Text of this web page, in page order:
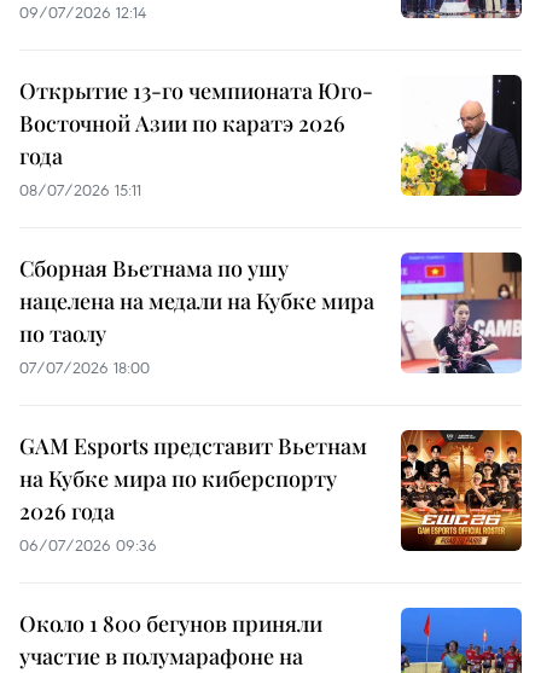
09/07/2026 12:14
Открытие 13-го чемпионата Юго-
Восточной Азии по каратэ 2026
года
08/07/2026 15:11
Сборная Вьетнама по ушу
нацелена на медали на Кубке мира
по таолу
07/07/2026 18:00
GAM Esports представит Вьетнам
на Кубке мира по киберспорту
2026 года
06/07/2026 09:36
Около 1 800 бегунов приняли
участие в полумарафоне на